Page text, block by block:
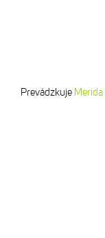
Prevádzkuje Merida